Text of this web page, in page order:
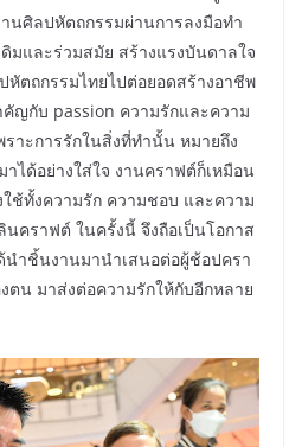
นศิลปหัตถกรรมผ่านการลงมือทำ
มและร่วมสมัย สร้างแรงบันดาลใจ
ตถกรรมไทยไปต่อยอดสร้างอาชีพ
ญกับ passion ความรักและความ
าะการรักในสิ่งที่ทำนั้น หมายถึง
ได้อย่างใส่ใจ งานคราฟต์ก็เหมือน
ช้ทั้งความรัก ความชอบ และความ
นคราฟต์ ในครั้งนี้ จึงถือเป็นโอกาส
นำชิ้นงานมานำเสนอต่อผู้ช้อปครา
ตน มาส่งต่อความรักให้กับอีกหลาย